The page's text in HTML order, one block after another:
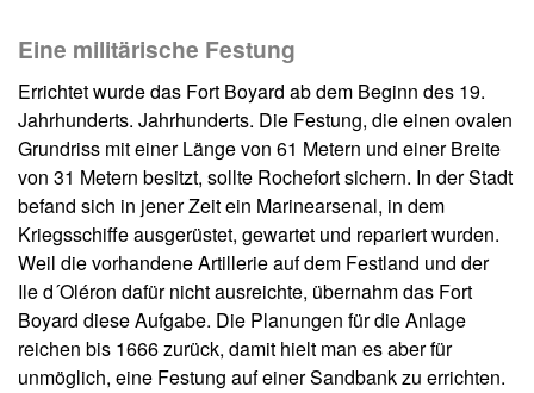
Eine militärische Festung
Errichtet wurde das Fort Boyard ab dem Beginn des 19.
Jahrhunderts. Jahrhunderts. Die Festung, die einen ovalen
Grundriss mit einer Länge von 61 Metern und einer Breite
von 31 Metern besitzt, sollte Rochefort sichern. In der Stadt
befand sich in jener Zeit ein Marinearsenal, in dem
Kriegsschiffe ausgerüstet, gewartet und repariert wurden.
Weil die vorhandene Artillerie auf dem Festland und der
Ile d´Oléron dafür nicht ausreichte, übernahm das Fort
Boyard diese Aufgabe. Die Planungen für die Anlage
reichen bis 1666 zurück, damit hielt man es aber für
unmöglich, eine Festung auf einer Sandbank zu errichten.